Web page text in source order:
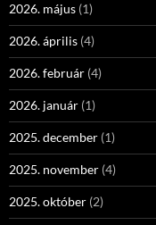
2026. május (1)
2026. április (4)
2026. február (4)
2026. január (1)
2025. december (1)
2025. november (4)
2025. október (2)